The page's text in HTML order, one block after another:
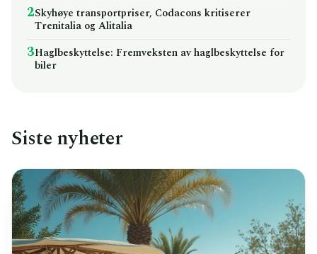
2Skyhøye transportpriser, Codacons kritiserer
Trenitalia og Alitalia
3Haglbeskyttelse: Fremveksten av haglbeskyttelse for
biler
Siste nyheter